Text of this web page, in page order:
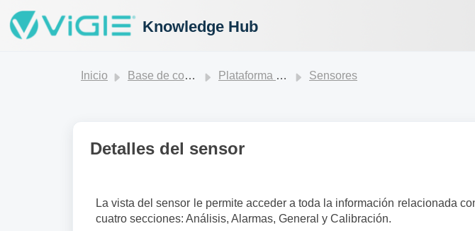
Knowledge Hub
Inicio Base de conocimientos Plataforma ViGIE Sensores
Detalles del sensor
La vista del sensor le permite acceder a toda la información relacionada
cuatro secciones: Análisis, Alarmas, General y Calibración.